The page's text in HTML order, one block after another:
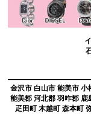
金沢市 白山市 能美市
能美郡 河北郡 羽咋郡 鹿
疋田町 木越町 森本町